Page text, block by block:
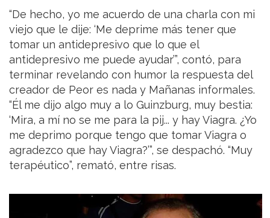
“De hecho, yo me acuerdo de una charla con mi
viejo que le dije: ‘Me deprime más tener que
tomar un antidepresivo que lo que el
antidepresivo me puede ayudar’”, contó, para
terminar revelando con humor la respuesta del
creador de Peor es nada y Mañanas informales.
“Él me dijo algo muy a lo Guinzburg, muy bestia:
‘Mira, a mí no se me para la pij... y hay Viagra. ¿Yo
me deprimo porque tengo que tomar Viagra o
agradezco que hay Viagra?’”, se despachó. “Muy
terapéutico”, remató, entre risas.